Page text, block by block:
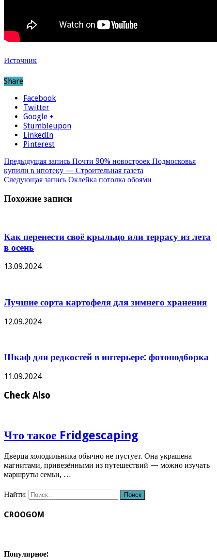
Источник
Share
Facebook
Twitter
Google +
Stumbleupon
LinkedIn
Pinterest
Предыдущая запись Почти 90% новостроек Подмосковья
купили в ипотеку — Строительная газета
Следующая запись Оклейка потолка обоями
Похожие записи
Как перенести своё крыльцо или террасу из лета
в осень
13.09.2024
Лучшие сорта картофеля для зимнего хранения
12.09.2024
Шкаф для редкостей в интерьере: фотоподборка
11.09.2024
Check Also
Что такое Fridgescaping
Дверца холодильника обычно не пустует. Она украшена
магнитами, привезёнными из путешествий — можно изучать
маршруты семьи, …
Найти:
CROOGOM
Популярное: